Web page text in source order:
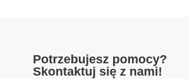
Potrzebujesz pomocy?
Skontaktuj się z nami!